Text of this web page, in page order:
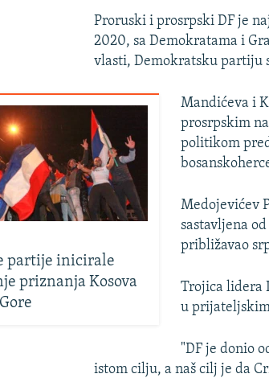
Proruski i prosrpski DF je
2020, sa Demokratama i
vlasti, Demokratsku partiju
partije inicirale
priznanja Kosova
Mandićeva i
prosrpskim
politikom
Medojevićev
sastavljena
približavao
Trojica lidera
u
"DF je donio
istom cilju, a naš cilj je da